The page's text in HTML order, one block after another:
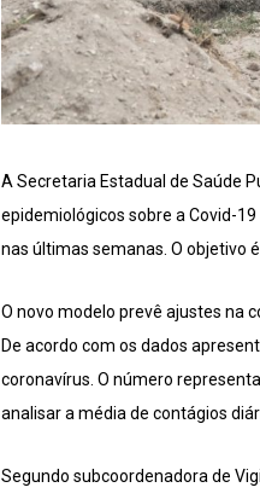
A Secretaria Estadual de Saúde
epidemiológicos sobre a Covid-
nas últimas semanas. O objetivo
O novo modelo prevê ajustes na
De acordo com os dados
coronavírus. O número
analisar a média de contágios
Segundo subcoordenadora de